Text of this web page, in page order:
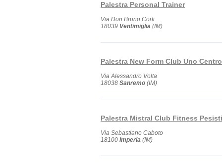
Palestra Personal Trainer
Via Don Bruno Corti
18039 Ventimiglia (IM)
Palestra New Form Club Uno
Via Alessandro Volta
18038 Sanremo (IM)
Palestra Mistral Club Fitness
Via Sebastiano Caboto
18100 Imperia (IM)